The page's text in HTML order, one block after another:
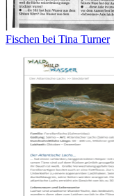
Fischen bei Tina Turner